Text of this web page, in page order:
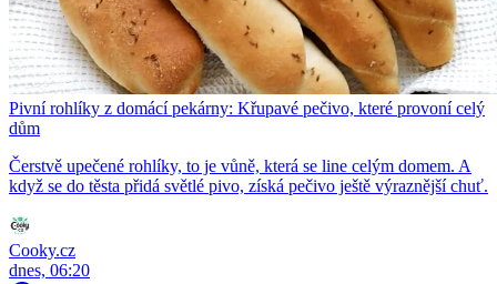
Pivní rohlíky z domácí pekárny: Křupavé pečivo, které provoní celý
dům
Čerstvě upečené rohlíky, to je vůně, která se line celým domem. A
když se do těsta přidá světlé pivo, získá pečivo ještě výraznější chuť.
Cooky.cz
dnes, 06:20